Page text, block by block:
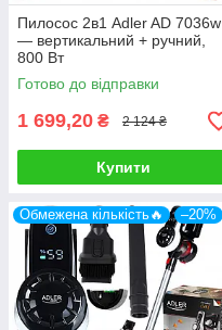
Пилосос 2в1 Adler AD 7036w
— вертикальний + ручний,
800 Вт
Готово до відправки
1 699,20 ₴ 2 124 ₴
Купити
Обмежена кількість🔥 –20%